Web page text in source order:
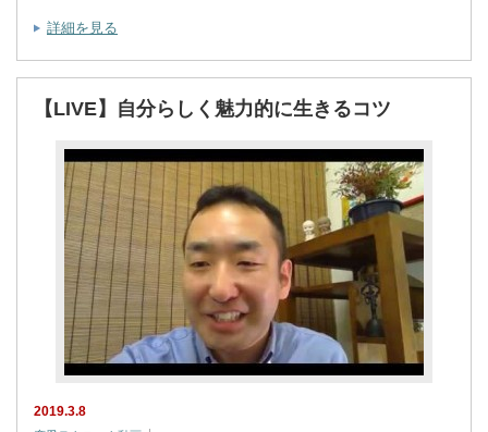
詳細を見る
【LIVE】自分らしく魅力的に生きるコツ
2019.3.8